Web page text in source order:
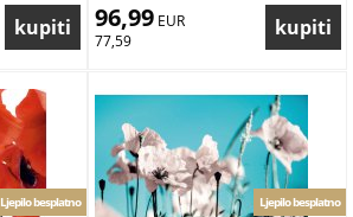
96,99 EUR
77,59
Ljepilo besplatno Ljepilo besplatno